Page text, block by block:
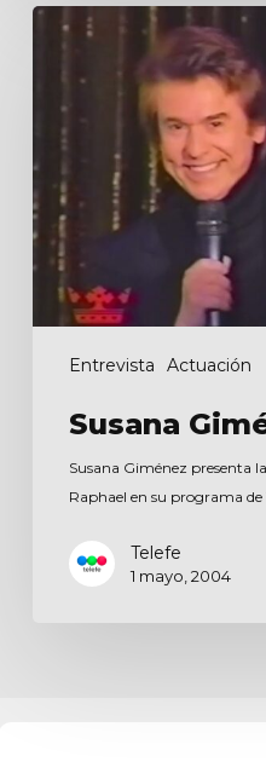
Entrevista Actuación
Susana
Susana
Susana Giménez presenta
Raphael en su programa de
Telefe
1 mayo, 2004